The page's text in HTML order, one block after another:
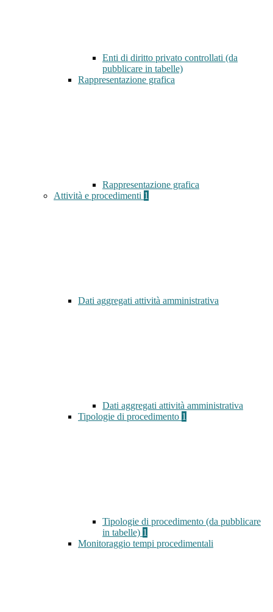
Enti di diritto privato controllati (da
pubblicare in tabelle)
Rappresentazione grafica
Rappresentazione grafica
Attività e procedimenti 1
Dati aggregati attività amministrativa
Dati aggregati attività amministrativa
Tipologie di procedimento 1
Tipologie di procedimento (da pubblicare
in tabelle) 1
Monitoraggio tempi procedimentali